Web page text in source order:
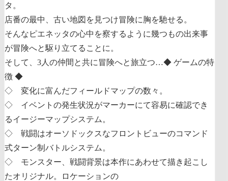
タ。
店番の最中、古い地図を見つけ冒険に胸を馳せる。
そんなピエネッタの心中を察するように幾つもの出来事
が冒険へと駆り立てることに。
そして、3人の仲間と共に冒険へと旅立つ…◆ ゲームの特
徴 ◆
◇ 変化に富んだフィールドマップの数々。
◇ イベントの発生状況がマーカーにて容易に確認でき
るイージーマップシステム。
◇ 戦闘はオーソドックスなフロントビューのコマンド
式ターン制バトルシステム。
◇ モンスター、戦闘背景は本作にあわせて描き起こし
たオリジナル。ロケーションの